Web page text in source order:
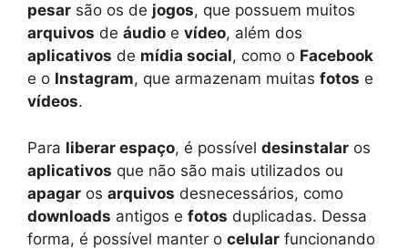
pesar são os de jogos, que possuem muitos
arquivos de áudio e vídeo, além dos
aplicativos de mídia social, como o Facebook
e o Instagram, que armazenam muitas fotos e
vídeos.
Para liberar espaço, é possível desinstalar os
aplicativos que não são mais utilizados ou
apagar os arquivos desnecessários, como
downloads antigos e fotos duplicadas. Dessa
forma, é possível manter o celular funcionando